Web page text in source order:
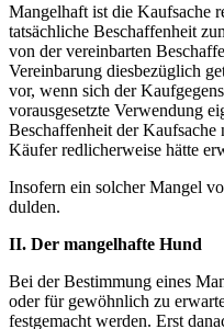
Mangelhaft ist die Kaufsache
tatsächliche Beschaffenheit
von der vereinbarten
Vereinbarung diesbezüglich
vor, wenn sich der
vorausgesetzte Verwendung
Beschaffenheit der
Käufer redlicherweise hätte
Insofern ein solcher Mangel
dulden.
II. Der mangelhafte Hund
Bei der Bestimmung eines
oder für gewöhnlich zu
festgemacht werden. Erst